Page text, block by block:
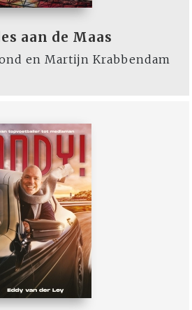
aan de Maas
en Martijn Krabbendam